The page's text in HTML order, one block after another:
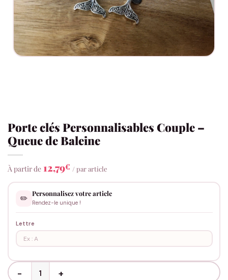
Porte clés Personnalisables Couple –
Queue de Baleine
À partir de 12,79€ / par article
✏️
Personnalisez votre article
Rendez-le unique !
Lettre
quantité de Porte clés Personnalisables Couple - Queue de